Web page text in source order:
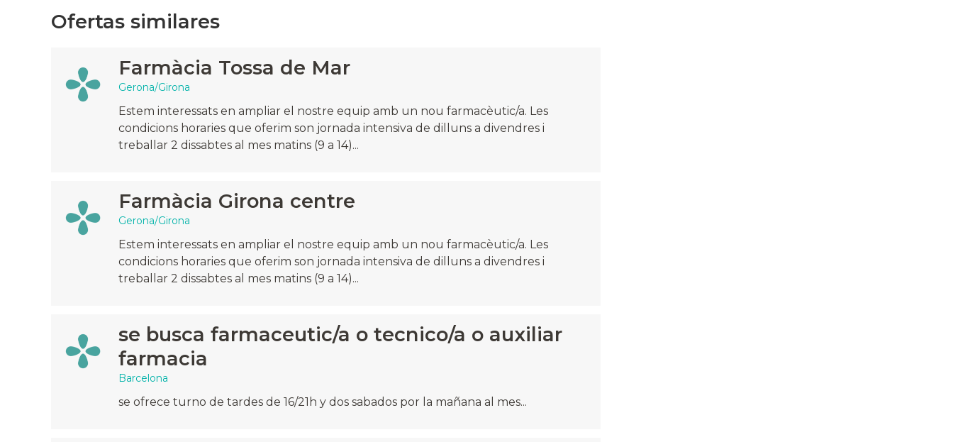
Ofertas similares
Farmàcia Tossa de Mar
Gerona/Girona
Estem interessats en ampliar el nostre equip amb un nou farmacèutic/a. Les
condicions horaries que oferim son jornada intensiva de dilluns a divendres i
treballar 2 dissabtes al mes matins (9 a 14)...
Farmàcia Girona centre
Gerona/Girona
Estem interessats en ampliar el nostre equip amb un nou farmacèutic/a. Les
condicions horaries que oferim son jornada intensiva de dilluns a divendres i
treballar 2 dissabtes al mes matins (9 a 14)...
se busca farmaceutic/a o tecnico/a o auxiliar
farmacia
Barcelona
se ofrece turno de tardes de 16/21h y dos sabados por la mañana al mes...